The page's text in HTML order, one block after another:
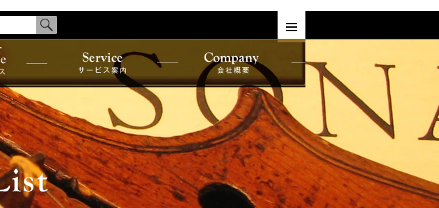
検
す
商品を探す
商品一覧
カテゴリ一覧
国別一覧
制作者一覧
ヘルプ
よくある質問•お客様の声
プライバシーポリシー
サービス
買取・下取り
委託販売
レンタル
サービス
案内
会社概要